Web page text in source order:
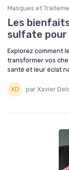
Masques et
Les
sulfate pour
Explorez comment
transformer vos
santé et leur éclat
par Xavier